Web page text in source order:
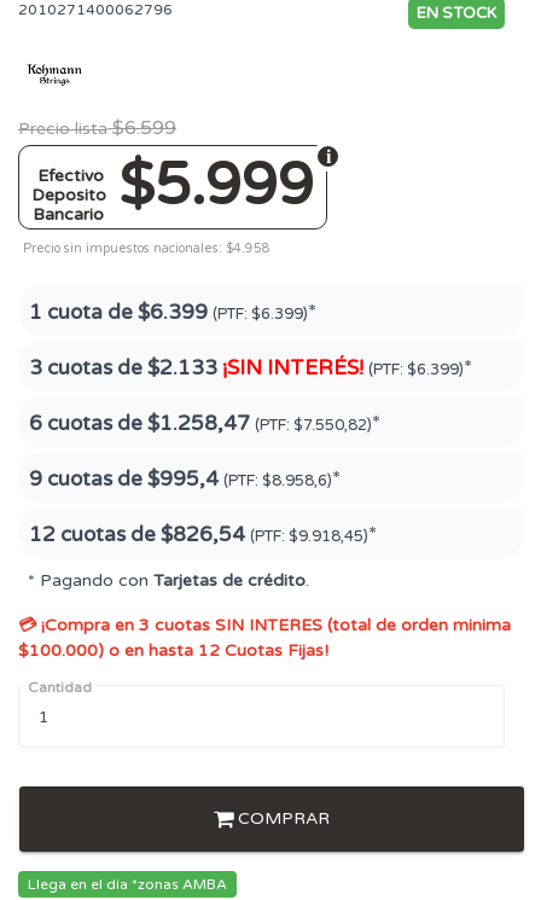
2010271400062796 EN STOCK
Precio lista $6.599
$5.999
Efectivo
Deposito
Bancario
Precio sin impuestos nacionales: $4.958
1 cuota de$6.399 (PTF: $6.399)*
3 cuotas de$2.133 ¡SIN INTERÉS! (PTF: $6.399)*
6 cuotas de$1.258,47 (PTF: $7.550,82)*
9 cuotas de$995,4 (PTF: $8.958,6)*
12 cuotas de$826,54 (PTF: $9.918,45)*
* Pagando con Tarjetas de crédito.
💳 ¡Compra en 3 cuotas SIN INTERES (total de orden minima
$100.000) o en hasta 12 Cuotas Fijas!
Cantidad
COMPRAR
Llega en el día *zonas AMBA